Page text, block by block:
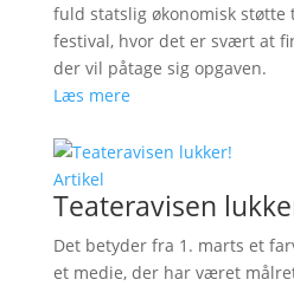
fuld statslig økonomisk støtte
festival, hvor det er svært at
der vil påtage sig opgaven.
Læs mere
Artikel
Teateravisen
Det betyder fra 1. marts et
et medie, der har været